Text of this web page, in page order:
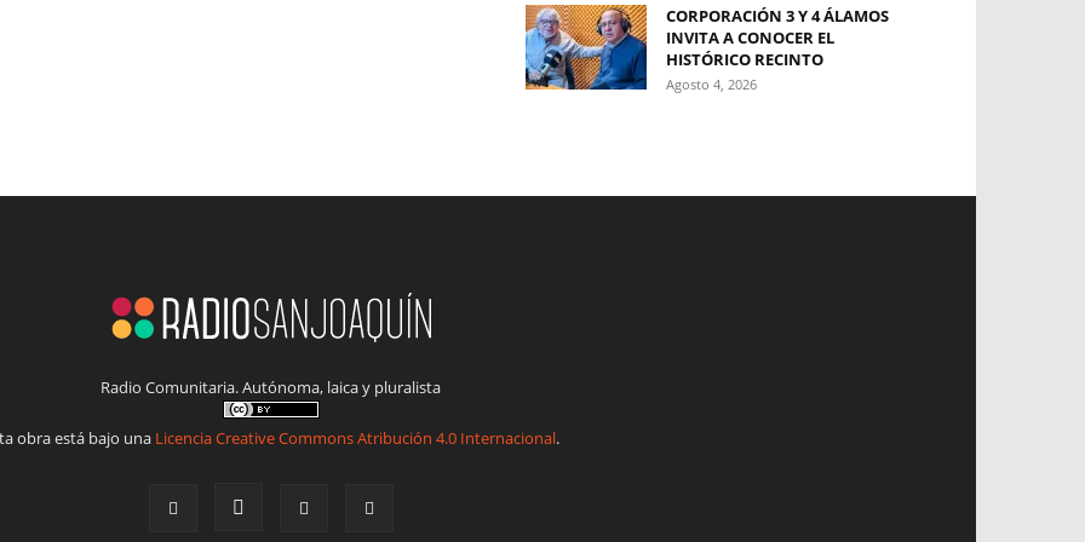
CORPORACIÓN 3 Y 4 ÁLAMOS
INVITA A CONOCER EL
HISTÓRICO RECINTO
Agosto 4, 2026
Radio Comunitaria. Autónoma, laica y pluralista
obra está bajo una Licencia Creative Commons Atribución 4.0 Internacional.